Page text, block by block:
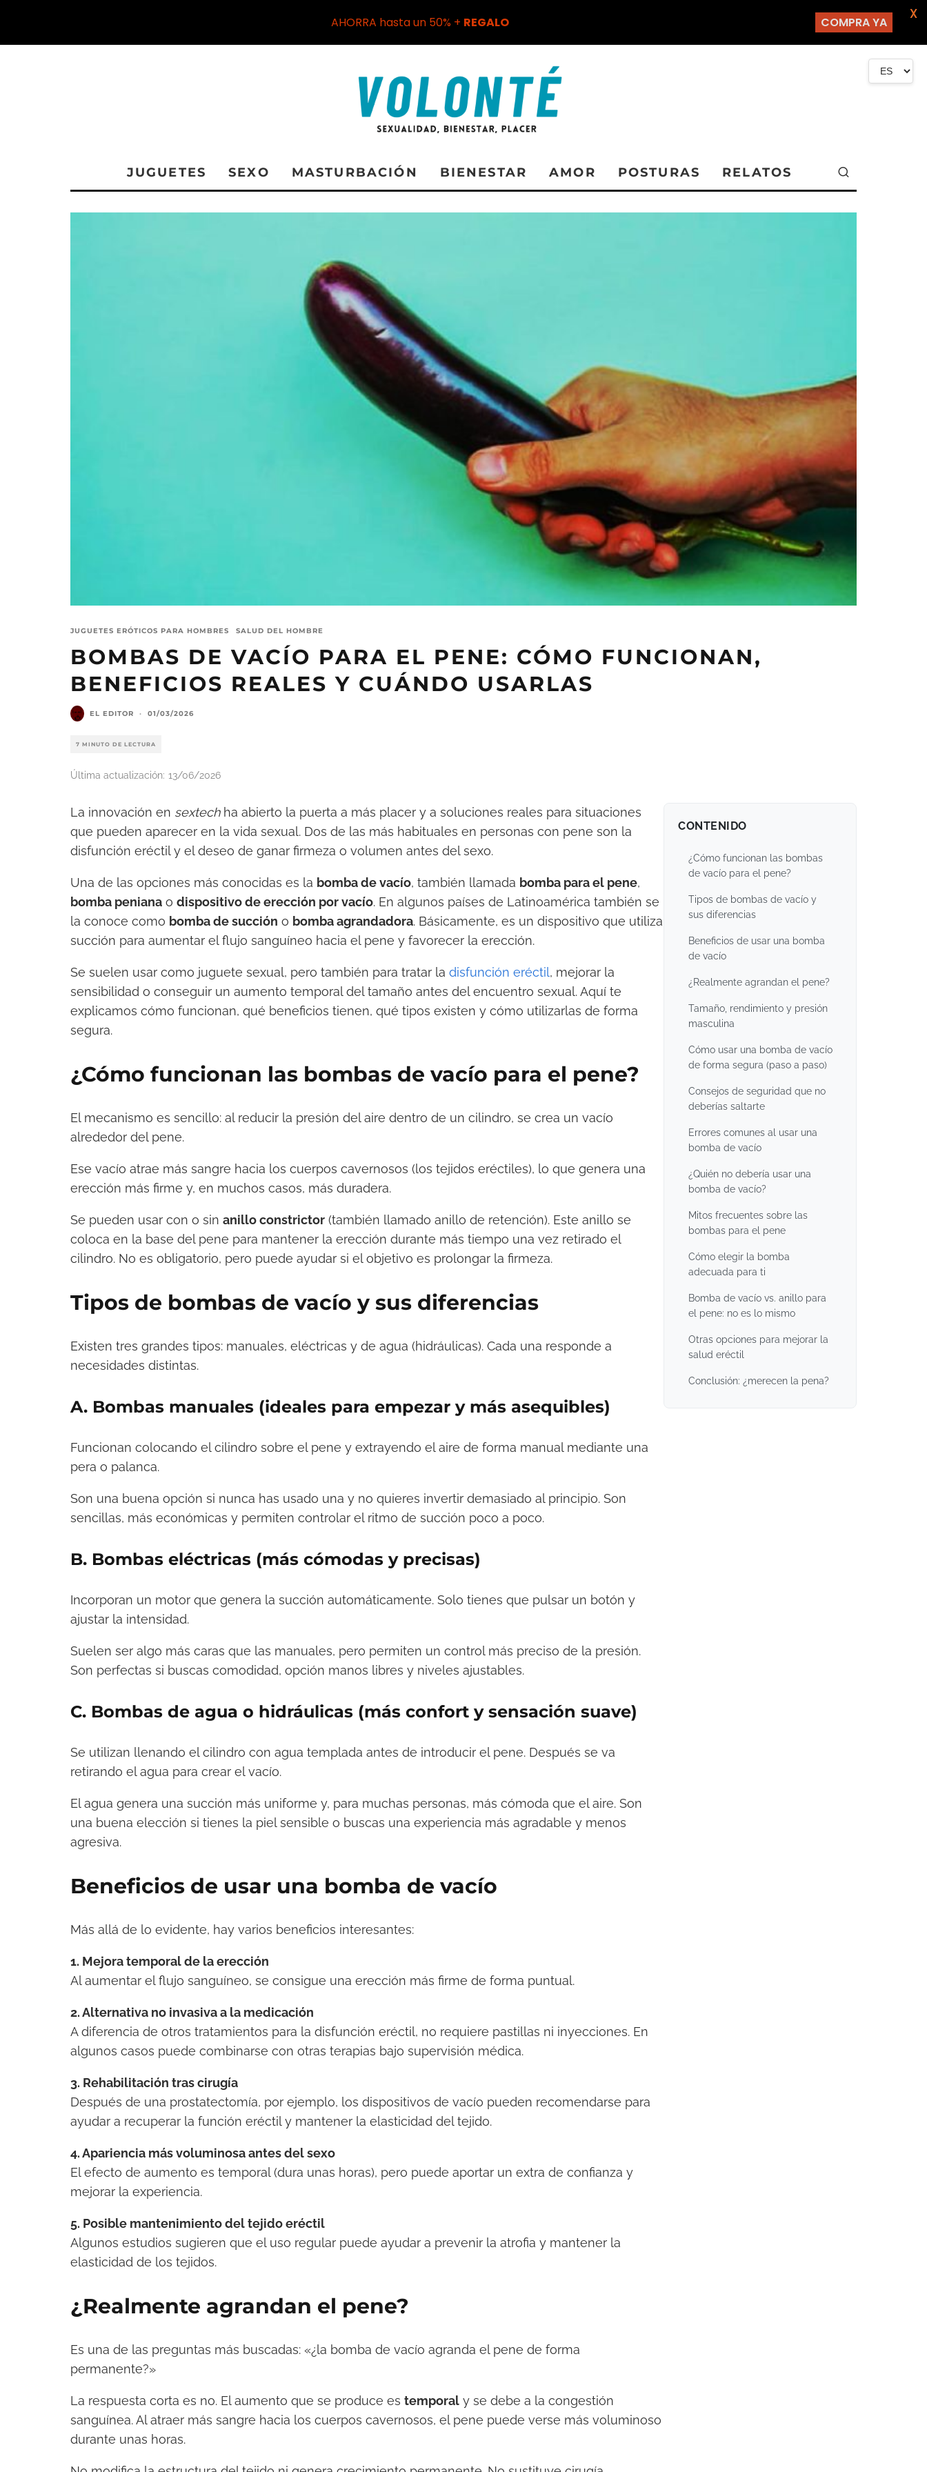
JUGUETES SEXO MASTURBACIÓN BIENESTAR AMOR POSTURAS RELATOS
JUGUETES ERÓTICOS PARA HOMBRES SALUD DEL HOMBRE
BOMBAS DE VACÍO PARA EL PENE: CÓMO FUNCIONAN,
BENEFICIOS REALES Y CUÁNDO USARLAS
EL EDITOR · 01/03/2026
7 MINUTO DE LECTURA
Última actualización: 13/06/2026
CONTENIDO
¿Cómo funcionan las bombas
de vacío para el pene?
Tipos de bombas de vacío y
sus diferencias
Beneficios de usar una bomba
de vacío
¿Realmente agrandan el pene?
Tamaño, rendimiento y presión
masculina
Cómo usar una bomba de vacío
de forma segura (paso a paso)
Consejos de seguridad que no
deberías saltarte
Errores comunes al usar una
bomba de vacío
¿Quién no debería usar una
bomba de vacío?
Mitos frecuentes sobre las
bombas para el pene
Cómo elegir la bomba
adecuada para ti
Bomba de vacío vs. anillo para
el pene: no es lo mismo
Otras opciones para mejorar la
salud eréctil
Conclusión: ¿merecen la pena?
La innovación en sextechha abierto la puerta a más placer y a soluciones reales para situaciones
que pueden aparecer en la vida sexual. Dos de las más habituales en personas con pene son la
disfunción eréctil y el deseo de ganar firmeza o volumen antes del sexo.
Una de las opciones más conocidas es la bomba de vacío, también llamada bomba para el pene,
bomba peniana o dispositivo de erección por vacío. En algunos países de Latinoamérica también se
la conoce como bomba de succión o bomba agrandadora. Básicamente, es un dispositivo que utiliza
succión para aumentar el flujo sanguíneo hacia el pene y favorecer la erección.
Se suelen usar como juguete sexual, pero también para tratar la disfunción eréctil, mejorar la
sensibilidad o conseguir un aumento temporal del tamaño antes del encuentro sexual. Aquí te
explicamos cómo funcionan, qué beneficios tienen, qué tipos existen y cómo utilizarlas de forma
segura.
¿Cómo funcionan las bombas de vacío para el pene?
El mecanismo es sencillo: al reducir la presión del aire dentro de un cilindro, se crea un vacío
alrededor del pene.
Ese vacío atrae más sangre hacia los cuerpos cavernosos (los tejidos eréctiles), lo que genera una
erección más firme y, en muchos casos, más duradera.
Se pueden usar con o sin anillo constrictor (también llamado anillo de retención). Este anillo se
coloca en la base del pene para mantener la erección durante más tiempo una vez retirado el
cilindro. No es obligatorio, pero puede ayudar si el objetivo es prolongar la firmeza.
Tipos de bombas de vacío y sus diferencias
Existen tres grandes tipos: manuales, eléctricas y de agua (hidráulicas). Cada una responde a
necesidades distintas.
A. Bombas manuales (ideales para empezar y más asequibles)
Funcionan colocando el cilindro sobre el pene y extrayendo el aire de forma manual mediante una
pera o palanca.
Son una buena opción si nunca has usado una y no quieres invertir demasiado al principio. Son
sencillas, más económicas y permiten controlar el ritmo de succión poco a poco.
B. Bombas eléctricas (más cómodas y precisas)
Incorporan un motor que genera la succión automáticamente. Solo tienes que pulsar un botón y
ajustar la intensidad.
Suelen ser algo más caras que las manuales, pero permiten un control más preciso de la presión.
Son perfectas si buscas comodidad, opción manos libres y niveles ajustables.
C. Bombas de agua o hidráulicas (más confort y sensación suave)
Se utilizan llenando el cilindro con agua templada antes de introducir el pene. Después se va
retirando el agua para crear el vacío.
El agua genera una succión más uniforme y, para muchas personas, más cómoda que el aire. Son
una buena elección si tienes la piel sensible o buscas una experiencia más agradable y menos
agresiva.
Beneficios de usar una bomba de vacío
Más allá de lo evidente, hay varios beneficios interesantes:
1. Mejora temporal de la erección
Al aumentar el flujo sanguíneo, se consigue una erección más firme de forma puntual.
2. Alternativa no invasiva a la medicación
A diferencia de otros tratamientos para la disfunción eréctil, no requiere pastillas ni inyecciones. En
algunos casos puede combinarse con otras terapias bajo supervisión médica.
3. Rehabilitación tras cirugía
Después de una prostatectomía, por ejemplo, los dispositivos de vacío pueden recomendarse para
ayudar a recuperar la función eréctil y mantener la elasticidad del tejido.
4. Apariencia más voluminosa antes del sexo
El efecto de aumento es temporal (dura unas horas), pero puede aportar un extra de confianza y
mejorar la experiencia.
5. Posible mantenimiento del tejido eréctil
Algunos estudios sugieren que el uso regular puede ayudar a prevenir la atrofia y mantener la
elasticidad de los tejidos.
¿Realmente agrandan el pene?
Es una de las preguntas más buscadas: «¿la bomba de vacío agranda el pene de forma
permanente?»
La respuesta corta es no. El aumento que se produce es temporal y se debe a la congestión
sanguínea. Al atraer más sangre hacia los cuerpos cavernosos, el pene puede verse más voluminoso
durante unas horas.
AHORRA hasta un 50% + REGALO COMPRA YA
X